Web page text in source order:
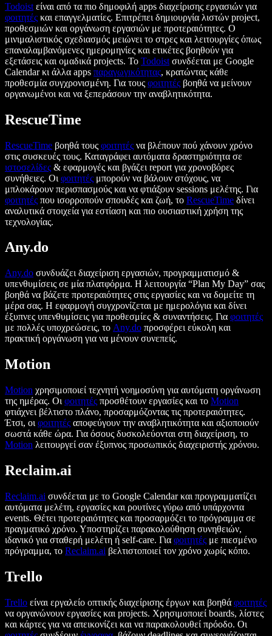
Todoist είναι από τα πιο δημοφιλή apps διαχείρισης εργασιών για
φοιτητές και επαγγελματίες. Επιτρέπει δημιουργία λιστών project,
προθεσμιών και οργάνωση εργασιών με προτεραιότητες. Ο
μινιμαλιστικός σχεδιασμός μειώνει το στρες και λειτουργίες όπως
επαναλαμβανόμενες ημερομηνίες και ετικέτες βοηθούν για
εξετάσεις και ομαδικά projects. Το Todoist συνδέεται με Google
Calendar κι άλλα apps παραγωγικότητας, κρατώντας κάθε
προθεσμία συγχρονισμένη. Για τους φοιτητές βοηθά να μείνουν
οργανωμένοι και να ξεπεράσουν την αναβλητικότητα.
RescueTime
RescueTime βοηθά τους φοιτητές να βλέπουν πού χάνουν χρόνο
στις συσκευές τους. Καταγράφει αυτόματα δραστηριότητα σε
ιστοσελίδες & εφαρμογές και βγάζει report για χρονοβόρες
συνήθειες. Οι φοιτητές μπορούν να βάλουν στόχους, να
μπλοκάρουν περισπασμούς και να φτιάξουν sessions μελέτης. Για
φοιτητές που ισορροπούν σπουδές και ζωή, το RescueTime δίνει
αναλυτικά στοιχεία για εστίαση και πιο ουσιαστική χρήση της
τεχνολογίας.
Any.do
Any.do συνδυάζει διαχείριση εργασιών, προγραμματισμό &
υπενθυμίσεις σε μία πλατφόρμα. Η λειτουργία “Plan My Day” σας
βοηθά να βάζετε προτεραιότητες στις εργασίες και να δομείτε τη
μέρα σας. Η εφαρμογή συγχρονίζεται με ημερολόγια και δίνει
έξυπνες υπενθυμίσεις για προθεσμίες & συναντήσεις. Για φοιτητές
με πολλές υποχρεώσεις, το Any.do προσφέρει εύκολη και
πρακτική οργάνωση για να μένουν συνεπείς.
Motion
Motion χρησιμοποιεί τεχνητή νοημοσύνη για αυτόματη οργάνωση
της ημέρας. Οι φοιτητές προσθέτουν εργασίες και το Motion
φτιάχνει βέλτιστο πλάνο, προσαρμόζοντας τις προτεραιότητες.
Έτσι, οι φοιτητές αποφεύγουν την αναβλητικότητα και αξιοποιούν
σωστά κάθε ώρα. Για όσους δυσκολεύονται στη διαχείριση, το
Motion λειτουργεί σαν έξυπνος προσωπικός διαχειριστής χρόνου.
Reclaim.ai
Reclaim.ai συνδέεται με το Google Calendar και προγραμματίζει
αυτόματα μελέτη, εργασίες και ρουτίνες γύρω από υπάρχοντα
events. Θέτει προτεραιότητες και προσαρμόζει το πρόγραμμα σε
πραγματικό χρόνο. Υποστηρίζει παρακολούθηση συνηθειών,
ιδανικό για σταθερή μελέτη ή self-care. Για φοιτητές με πιεσμένο
πρόγραμμα, το Reclaim.ai βελτιστοποιεί τον χρόνο χωρίς κόπο.
Trello
Trello είναι εργαλείο οπτικής διαχείρισης έργων και βοηθά φοιτητές
να οργανώνουν εργασίες και projects. Χρησιμοποιεί boards, λίστες
και κάρτες για να απεικονίζει και να παρακολουθεί πρόοδο. Οι